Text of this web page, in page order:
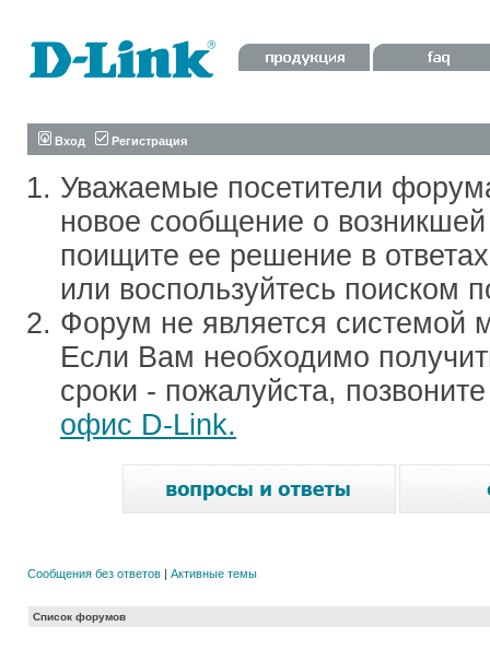
Вход Регистрация
Уважаемые посетители
новое сообщение о
поищите ее решение в
или воспользуйтесь поиском
Форум не является системой
Если Вам необходимо
сроки - пожалуйста,
офис D-Link.
Сообщения без ответов | Активные темы
Список форумов